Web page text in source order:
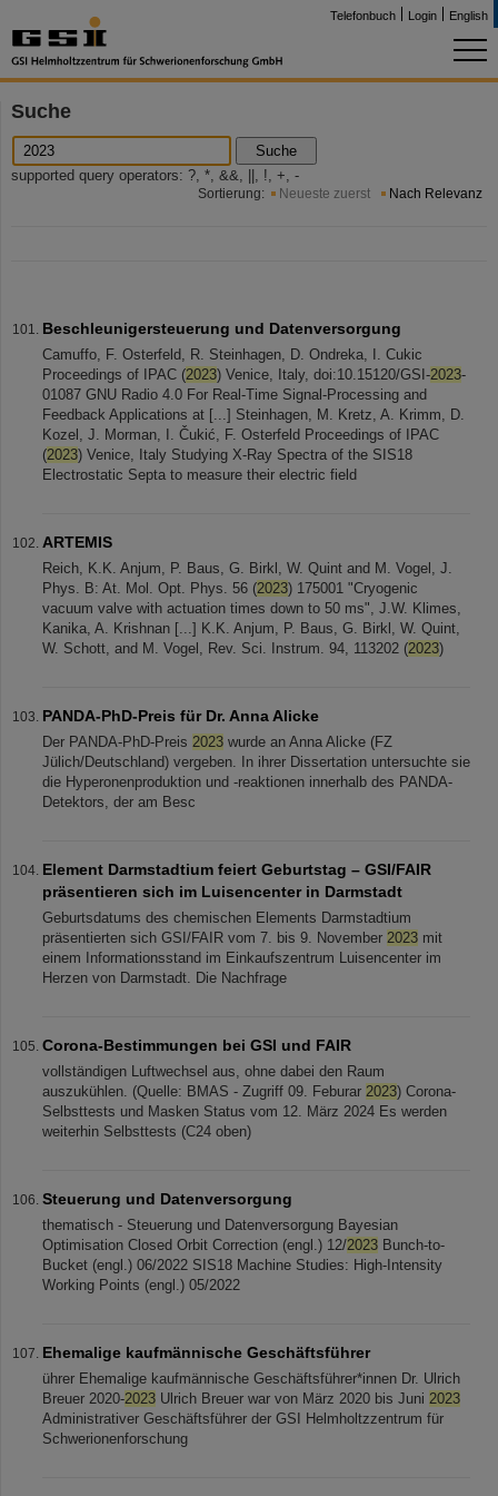
Telefonbuch Login English
Suche
Suche
supported query operators: ?, *, &&, ||, !, +, -
Sortierung:
Neueste zuerst Nach Relevanz
Beschleunigersteuerung und Datenversorgung
Camuffo, F. Osterfeld, R. Steinhagen, D. Ondreka, I. Cukic
Proceedings of IPAC (2023) Venice, Italy, doi:10.15120/GSI-2023-
01087 GNU Radio 4.0 For Real-Time Signal-Processing and
Feedback Applications at [...] Steinhagen, M. Kretz, A. Krimm, D.
Kozel, J. Morman, I. Čukić, F. Osterfeld Proceedings of IPAC
(2023) Venice, Italy Studying X-Ray Spectra of the SIS18
Electrostatic Septa to measure their electric field
ARTEMIS
Reich, K.K. Anjum, P. Baus, G. Birkl, W. Quint and M. Vogel, J.
Phys. B: At. Mol. Opt. Phys. 56 (2023) 175001 "Cryogenic
vacuum valve with actuation times down to 50 ms", J.W. Klimes,
Kanika, A. Krishnan [...] K.K. Anjum, P. Baus, G. Birkl, W. Quint,
W. Schott, and M. Vogel, Rev. Sci. Instrum. 94, 113202 (2023)
PANDA-PhD-Preis für Dr. Anna Alicke
Der PANDA-PhD-Preis 2023 wurde an Anna Alicke (FZ
Jülich/Deutschland) vergeben. In ihrer Dissertation untersuchte sie
die Hyperonenproduktion und -reaktionen innerhalb des PANDA-
Detektors, der am Besc
Element Darmstadtium feiert Geburtstag – GSI/FAIR
präsentieren sich im Luisencenter in Darmstadt
Geburtsdatums des chemischen Elements Darmstadtium
präsentierten sich GSI/FAIR vom 7. bis 9. November 2023 mit
einem Informationsstand im Einkaufszentrum Luisencenter im
Herzen von Darmstadt. Die Nachfrage
Corona-Bestimmungen bei GSI und FAIR
vollständigen Luftwechsel aus, ohne dabei den Raum
auszukühlen. (Quelle: BMAS - Zugriff 09. Feburar 2023) Corona-
Selbsttests und Masken Status vom 12. März 2024 Es werden
weiterhin Selbsttests (C24 oben)
Steuerung und Datenversorgung
thematisch - Steuerung und Datenversorgung Bayesian
Optimisation Closed Orbit Correction (engl.) 12/2023 Bunch-to-
Bucket (engl.) 06/2022 SIS18 Machine Studies: High-Intensity
Working Points (engl.) 05/2022
Ehemalige kaufmännische Geschäftsführer
ührer Ehemalige kaufmännische Geschäftsführer*innen Dr. Ulrich
Breuer 2020-2023 Ulrich Breuer war von März 2020 bis Juni 2023
Administrativer Geschäftsführer der GSI Helmholtzzentrum für
Schwerionenforschung